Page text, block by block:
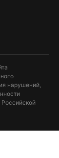
нарушений,